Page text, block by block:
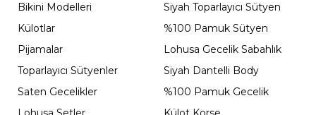
Bikini Modelleri
Külotlar
Pijamalar
Toparlayıcı Sütyenler
Saten Gecelikler
Siyah Toparlayıcı Sütyen
%100 Pamuk Sütyen
Lohusa Gecelik Sabahlık
Siyah Dantelli Body
%100 Pamuk Gecelik